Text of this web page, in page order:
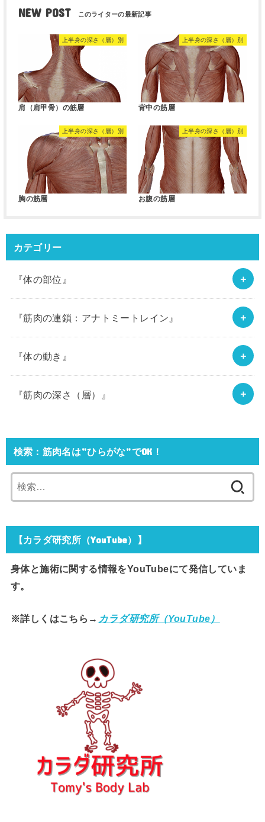
NEW POST
上半身の深さ（層）別
肩（肩甲骨）の筋層
上半身の深さ（層）別
背中の筋層
上半身の深さ（層）別
胸の筋層
上半身の深さ（層）別
お腹の筋層
カテゴリー
『体の部位』
『筋肉の連鎖：アナトミートレイン』
『体の動き』
『筋肉の深さ（層）』
検索：筋肉名は”ひらがな”でOK！
索:
【カラダ研究所（YouTube）】
身体と施術に関する情報をYouTubeにて発信していま
す。
※詳しくはこちら→ カラダ研究所（YouTube）